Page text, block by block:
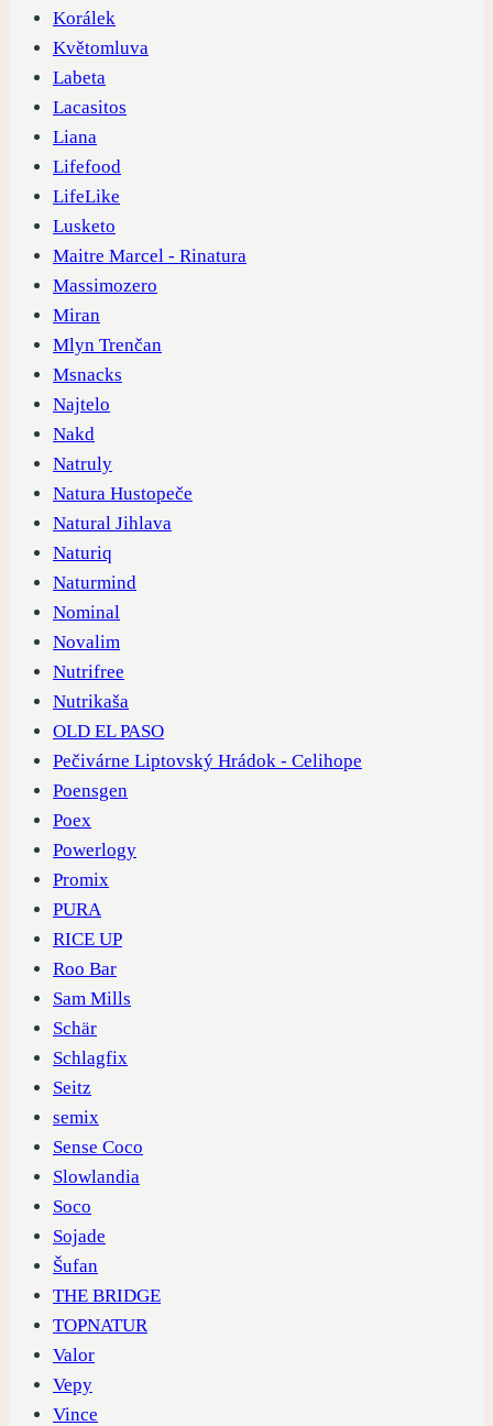
Korálek
Květomluva
Labeta
Lacasitos
Liana
Lifefood
LifeLike
Lusketo
Maitre Marcel - Rinatura
Massimozero
Miran
Mlyn Trenčan
Msnacks
Najtelo
Nakd
Natruly
Natura Hustopeče
Natural Jihlava
Naturiq
Naturmind
Nominal
Novalim
Nutrifree
Nutrikaša
OLD EL PASO
Pečivárne Liptovský Hrádok - Celihope
Poensgen
Poex
Powerlogy
Promix
PURA
RICE UP
Roo Bar
Sam Mills
Schär
Schlagfix
Seitz
semix
Sense Coco
Slowlandia
Soco
Sojade
Šufan
THE BRIDGE
TOPNATUR
Valor
Vepy
Vince